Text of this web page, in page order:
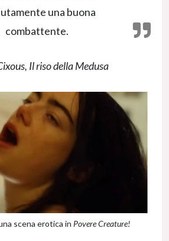
una buona
combattente.
Il riso della Medusa
scena erotica in Povere Creature!